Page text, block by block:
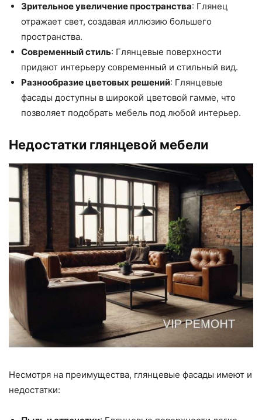
Зрительное увеличение пространства: Глянец
отражает свет, создавая иллюзию большего
пространства.
Современный стиль: Глянцевые поверхности
придают интерьеру современный и стильный вид.
Разнообразие цветовых решений: Глянцевые
фасады доступны в широкой цветовой гамме, что
позволяет подобрать мебель под любой интерьер.
Недостатки глянцевой мебели
Несмотря на преимущества, глянцевые фасады имеют и
недостатки: